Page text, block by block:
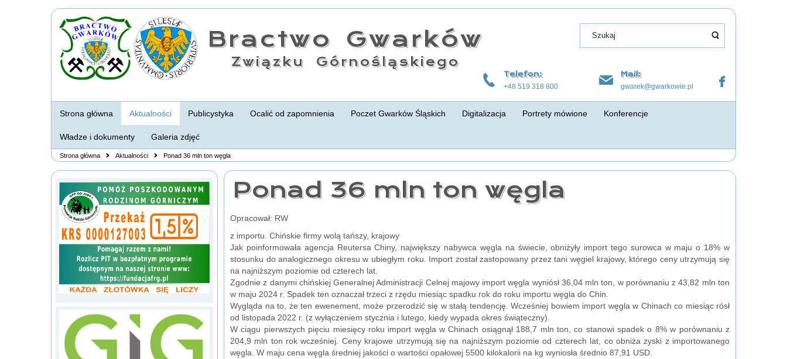
Bractwo Gwarków
Związku Górnośląskiego
Telefon:
+48 519 318 800
Mail:
gwarek@gwarkowie.pl
Strona główna Aktualności Publicystyka Ocalić od zapomnienia Poczet Gwarków Śląskich Digitalizacja Portrety mówione Konferencje
Władze i dokumenty Galeria zdjęć
Strona główna Aktualności Ponad 36 mln ton węgla
Ponad 36 mln ton węgla
Opracował: RW
z importu. Chińskie firmy wolą tańszy, krajowy
Jak poinformowała agencja Reutersa Chiny, największy nabywca węgla na świecie, obniżyły import tego surowca w maju o 18% w
stosunku do analogicznego okresu w ubiegłym roku. Import został zastopowany przez tani węgiel krajowy, którego ceny utrzymują się
na najniższym poziomie od czterech lat.
Zgodnie z danymi chińskiej Generalnej Administracji Celnej majowy import węgla wyniósł 36,04 mln ton, w porównaniu z 43,82 mln ton
w maju 2024 r. Spadek ten oznaczał trzeci z rzędu miesiąc spadku rok do roku importu węgla do Chin.
Wygląda na to, że ten ewenement, może przerodzić się w stałą tendencję. Wcześniej bowiem import węgla w Chinach co miesiąc rósł
od listopada 2022 r. (z wyłączeniem stycznia i lutego, kiedy wypada okres świąteczny).
W ciągu pierwszych pięciu miesięcy roku import węgla w Chinach osiągnął 188,7 mln ton, co stanowi spadek o 8% w porównaniu z
204,9 mln ton rok wcześniej. Ceny krajowe utrzymują się na najniższym poziomie od czterech lat, co obniża zyski z importowanego
węgla. W maju cena węgla średniej jakości o wartości opałowej 5500 kilokalorii na kg wyniosła średnio 87,91 USD.